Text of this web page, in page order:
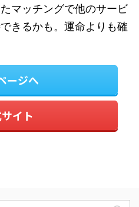
マッチングで他のサービ
きるかも。運命よりも確
ージへ
イト